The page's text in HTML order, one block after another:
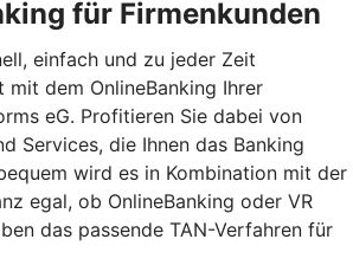
für Firmenkunden
einfach und zu jeder Zeit
mit dem OnlineBanking Ihrer
eG. Profitieren Sie dabei von
Services, die Ihnen das Banking
wird es in Kombination mit der
egal, ob OnlineBanking oder VR
das passende TAN-Verfahren für